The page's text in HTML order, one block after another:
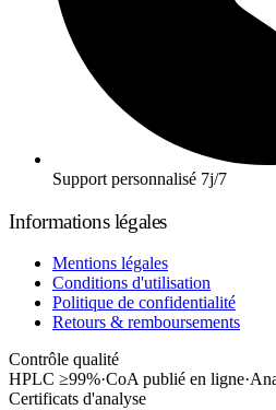
Support personnalisé 7j/7
Informations légales
Mentions légales
Conditions d'utilisation
Politique de confidentialité
Retours & remboursements
Contrôle qualité
HPLC ≥99%·CoA publié en ligne·
Certificats d'analyse